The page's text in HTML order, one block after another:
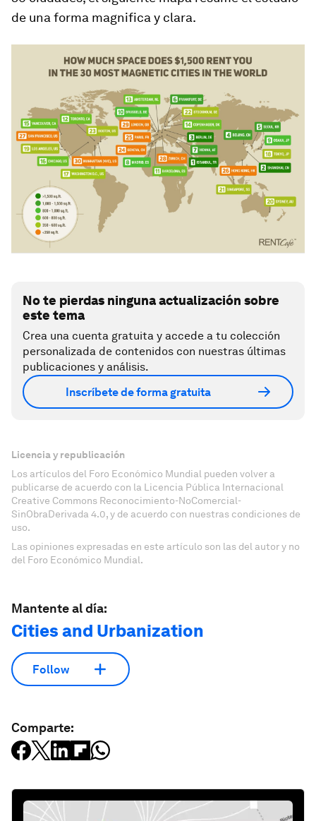
de una forma magnifica y clara.
No te pierdas ninguna actualización sobre
este tema
Crea una cuenta gratuita y accede a tu colección
personalizada de contenidos con nuestras últimas
publicaciones y análisis.
Inscríbete de forma gratuita
Licencia y republicación
Los artículos del Foro Económico Mundial pueden volver a
publicarse de acuerdo con la Licencia Pública Internacional
Creative Commons Reconocimiento-NoComercial-
SinObraDerivada 4.0, y de acuerdo con nuestras condiciones de
uso.
Las opiniones expresadas en este artículo son las del autor y no
del Foro Económico Mundial.
Mantente al día:
Cities and Urbanization
Follow
Comparte: